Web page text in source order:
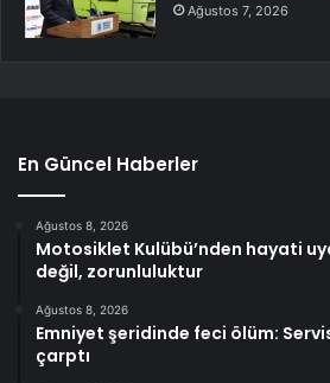
Ağustos 7, 2026
En Güncel Haberler
Ağustos 8, 2026
Motosiklet Kulübü’nden hayati
değil, zorunluluktur
Ağustos 8, 2026
Emniyet şeridinde feci ölüm:
çarptı